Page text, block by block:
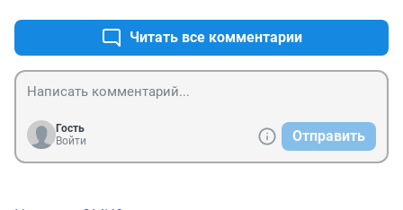
Читать все комментарии
Гость
Войти
Отправить